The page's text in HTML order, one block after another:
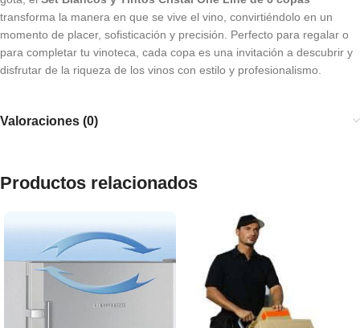
transforma la manera en que se vive el vino, convirtiéndolo en un
momento de placer, sofisticación y precisión. Perfecto para regalar o
para completar tu vinoteca, cada copa es una invitación a descubrir y
disfrutar de la riqueza de los vinos con estilo y profesionalismo.
Valoraciones (0)
Productos relacionados